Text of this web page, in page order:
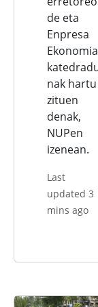
de eta
Enpresa
nak hartu
zituen
denak,
NUPen
izenean.
Last
updated 3
mins ago